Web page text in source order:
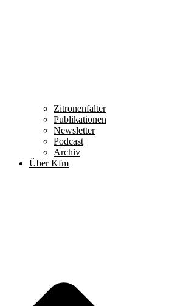
Zitronenfalter
Publikationen
Newsletter
Podcast
Archiv
Über Kfm